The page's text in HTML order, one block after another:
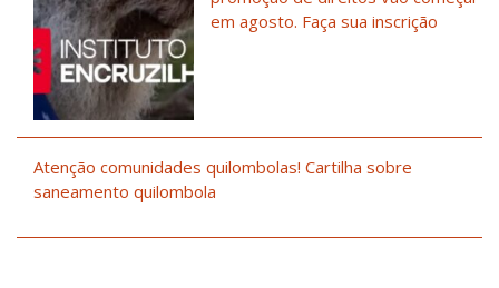
em agosto. Faça sua inscrição
Atenção comunidades quilombolas! Cartilha sobre
saneamento quilombola